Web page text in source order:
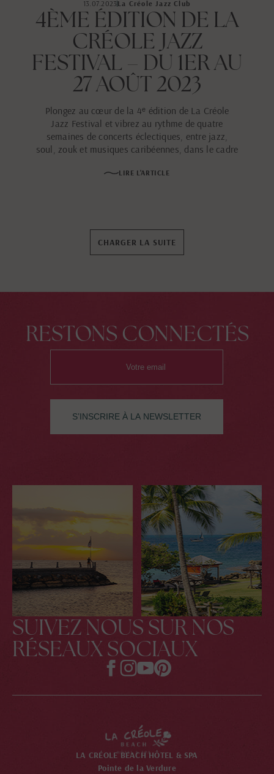
13.07.2023La Créole Jazz Club
4ÈME ÉDITION DE LA
CRÉOLE JAZZ
FESTIVAL – DU 1ER AU
27 AOÛT 2023
Plongez au cœur de la 4ᵉ édition de La Créole
Jazz Festival et vibrez au rythme de quatre
semaines de concerts éclectiques, entre jazz,
soul, zouk et musiques caribéennes, dans le cadre
Gosier.
LIRE L'ARTICLE
CHARGER LA SUITE
RESTONS CONNECTÉS
SUIVEZ NOUS SUR NOS
RÉSEAUX SOCIAUX
LA CRÉOLE BEACH HÔTEL & SPA
Pointe de la Verdure